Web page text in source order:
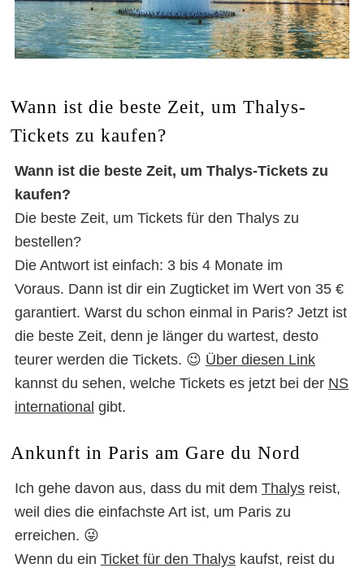
Wann ist die beste Zeit, um Thalys-
Tickets zu kaufen?
Wann ist die beste Zeit, um Thalys-Tickets zu
kaufen?
Die beste Zeit, um Tickets für den Thalys zu
bestellen?
Die Antwort ist einfach: 3 bis 4 Monate im
Voraus. Dann ist dir ein Zugticket im Wert von 35 €
garantiert. Warst du schon einmal in Paris? Jetzt ist
die beste Zeit, denn je länger du wartest, desto
teurer werden die Tickets. 😉 Über diesen Link
kannst du sehen, welche Tickets es jetzt bei der NS
international gibt.
Ankunft in Paris am Gare du Nord
Ich gehe davon aus, dass du mit dem Thalys reist,
weil dies die einfachste Art ist, um Paris zu
erreichen. 😜
Wenn du ein Ticket für den Thalys kaufst, reist du